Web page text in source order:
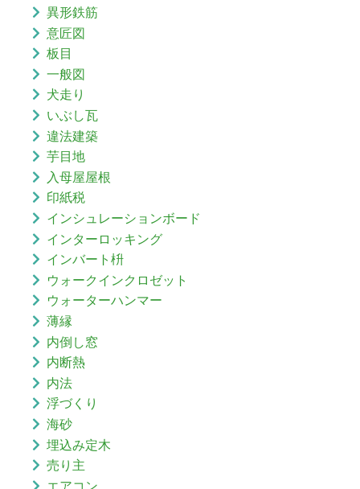
異形鉄筋
意匠図
板目
一般図
犬走り
いぶし瓦
違法建築
芋目地
入母屋屋根
印紙税
インシュレーションボード
インターロッキング
インバート枡
ウォークインクロゼット
ウォーターハンマー
薄縁
内倒し窓
内断熱
内法
浮づくり
海砂
埋込み定木
売り主
エアコン